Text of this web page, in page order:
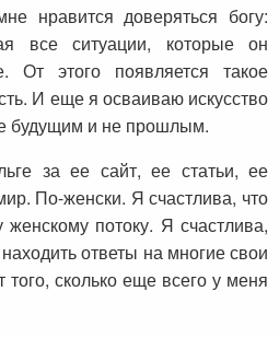
нравится доверяться богу:
все ситуации, которые он
От этого появляется такое
И еще я осваиваю искусство
будущим и не прошлым.
за ее сайт, ее статьи, ее
По-женски. Я счастлива, что
женскому потоку. Я счастлива,
ответы на многие свои
сколько еще всего у меня